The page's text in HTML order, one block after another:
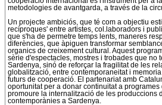
metodologies de avantgarda, a través de la
Un projecte ambiciós, que té com a objectiu
recíproques' entre artistes, col.laboradors i
que s'ha de permetre temps lents, maneres
diferències, que àpiguen transformar
organics de creixement cultural. Aquest
sèrie d'espectacles, mostres i trobades que no
Sardenya, sinó de reforçar la fragilitat de les
globalització, entre contemporaneitat i
futurs de cooperació. El partenariat amb
oportunitat per a donar continuitat a
promoure la internalització de les produccions
contemporànies a Sardenya.